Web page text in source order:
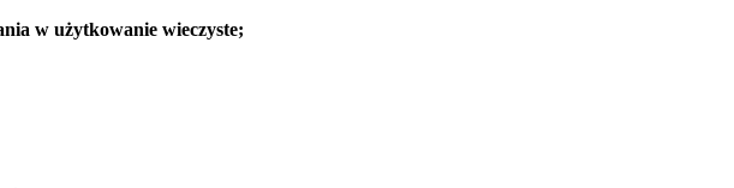
w użytkowanie wieczyste;